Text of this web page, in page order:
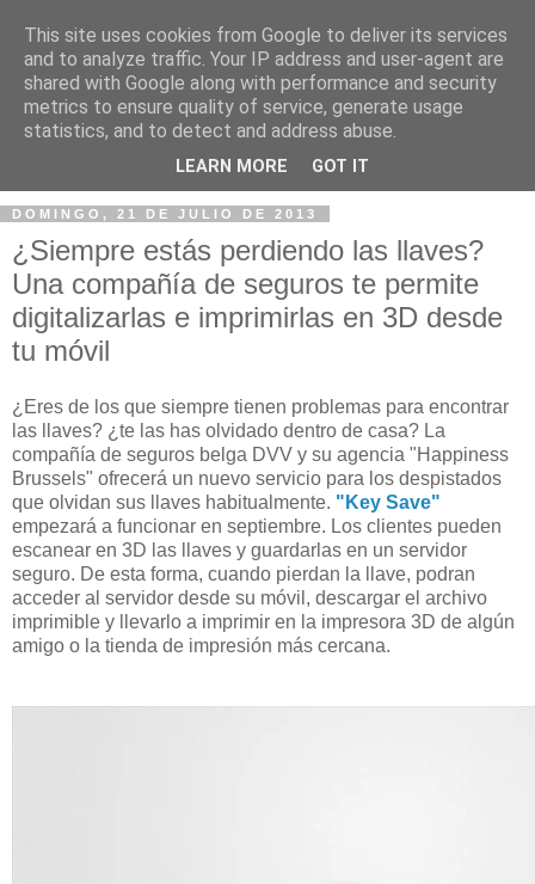
DOMINGO, 21 DE JULIO DE 2013
¿Siempre estás perdiendo las llaves?
Una compañía de seguros te permite
digitalizarlas e imprimirlas en 3D desde
tu móvil
¿Eres de los que siempre tienen problemas para encontrar
las llaves? ¿te las has olvidado dentro de casa? La
compañía de seguros belga DVV y su agencia "Happiness
Brussels" ofrecerá un nuevo servicio para los despistados
que olvidan sus llaves habitualmente. "Key Save"
empezará a funcionar en septiembre. Los clientes pueden
escanear en 3D las llaves y guardarlas en un servidor
seguro. De esta forma, cuando pierdan la llave, podran
acceder al servidor desde su móvil, descargar el archivo
imprimible y llevarlo a imprimir en la impresora 3D de algún
amigo o la tienda de impresión más cercana.
This site uses cookies from Google to deliver its services
and to analyze traffic. Your IP address and user-agent are
shared with Google along with performance and security
metrics to ensure quality of service, generate usage
statistics, and to detect and address abuse.
LEARN MORE GOT IT